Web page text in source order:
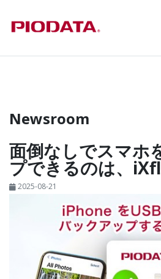
Newsroom
面倒なしでスマホ
プできるのは、
2025-08-21